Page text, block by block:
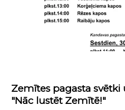
Zemītes pagasta svētki
"Nāc lustēt Zemītē!"